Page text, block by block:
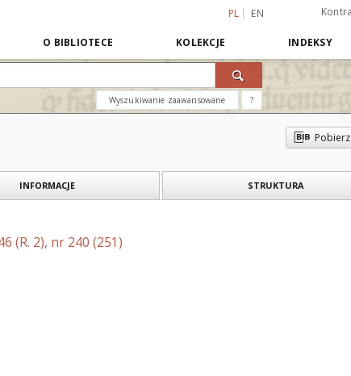
PL EN
O BIBLIOTECE KOLEKCJE INDEKSY
Wyszukiwanie zaawansowane ?
INFORMACJE STRUKTURA
(R. 2), nr 240 (251)